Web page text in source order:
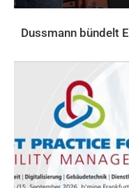
Dussmann bündelt